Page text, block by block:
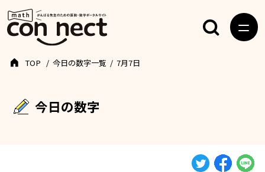
今日の数字
TOP 今日の数字一覧 7月7日